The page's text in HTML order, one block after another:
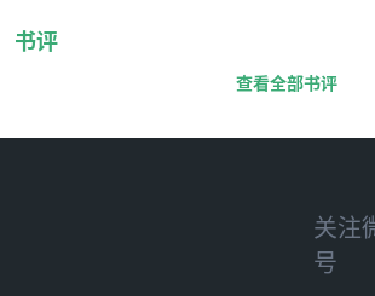
书评
查看全部书评
关注
号